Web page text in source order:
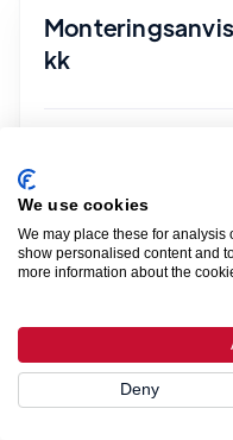
kk
We use cookies
We may place these for analysis
show personalised content and
more information about the
Deny